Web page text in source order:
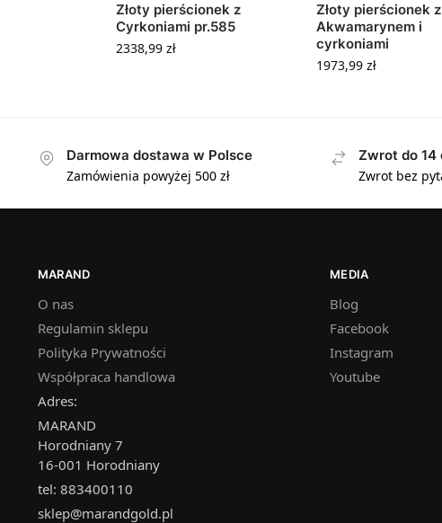
Złoty pierścionek z
Cyrkoniami pr.585
2338,99 zł
Złoty pierścionek z
Akwamarynem i
cyrkoniami
1973,99 zł
Darmowa dostawa w Polsce
Zamówienia powyżej 500 zł
Zwrot do 14
Zwrot bez
MARAND
O nas
Regulamin sklepu
Polityka Prywatności
Współpraca handlowa
Adres:
MARAND
Horodniany 7
16-001 Horodniany
tel: 883400110
sklep@marandgold.pl
MEDIA
Blog
Facebook
Instagram
Youtube